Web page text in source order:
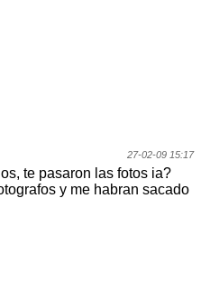
27-02-09 15:17
te pasaron las fotos ia?
y me habran sacado